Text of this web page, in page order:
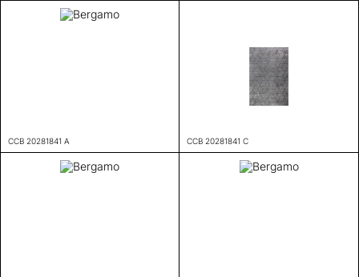
CCB 20281841 A CCB 20281841 C